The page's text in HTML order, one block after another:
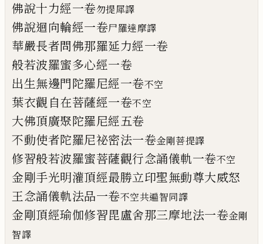
佛說十力經一卷勿提犀譯
佛說迴向輪經一卷尸羅達摩譯
華嚴長者問佛那羅延力經一卷
般若波羅蜜多心經一卷
出生無邊門陀羅尼經一卷不空
葉衣觀自在菩薩經一卷不空
大佛頂廣聚陀羅尼經五卷
不動使者陀羅尼祕密法一卷金剛菩提譯
修習般若波羅蜜菩薩觀行念誦儀軌一卷不空
金剛手光明灌頂經最勝立印聖無動尊大威怒
王念誦儀軌法品一卷不空共遍智同譯
金剛頂經瑜伽修習毘盧舍那三摩地法一卷金剛
智譯